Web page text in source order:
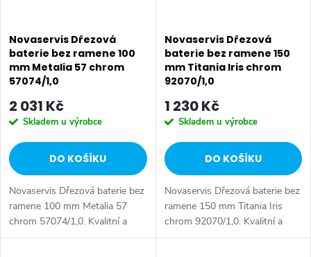
Novaservis Dřezová
baterie bez ramene 100
mm Metalia 57 chrom
57074/1,0
2 031 Kč
Skladem u výrobce
DO KOŠÍKU
Novaservis Dřezová baterie bez
ramene 100 mm Metalia 57
chrom 57074/1,0. Kvalitní a
odolná keramická kartuše
Novaservis Dřezová
baterie bez ramene 150
mm Titania Iris chrom
92070/1,0
1 230 Kč
Skladem u výrobce
DO KOŠÍKU
Novaservis Dřezová baterie bez
ramene 150 mm Titania Iris
chrom 92070/1,0. Kvalitní a
odolná keramická kartuše 35